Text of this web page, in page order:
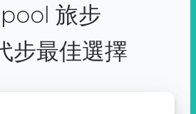
旅步
步最佳選擇